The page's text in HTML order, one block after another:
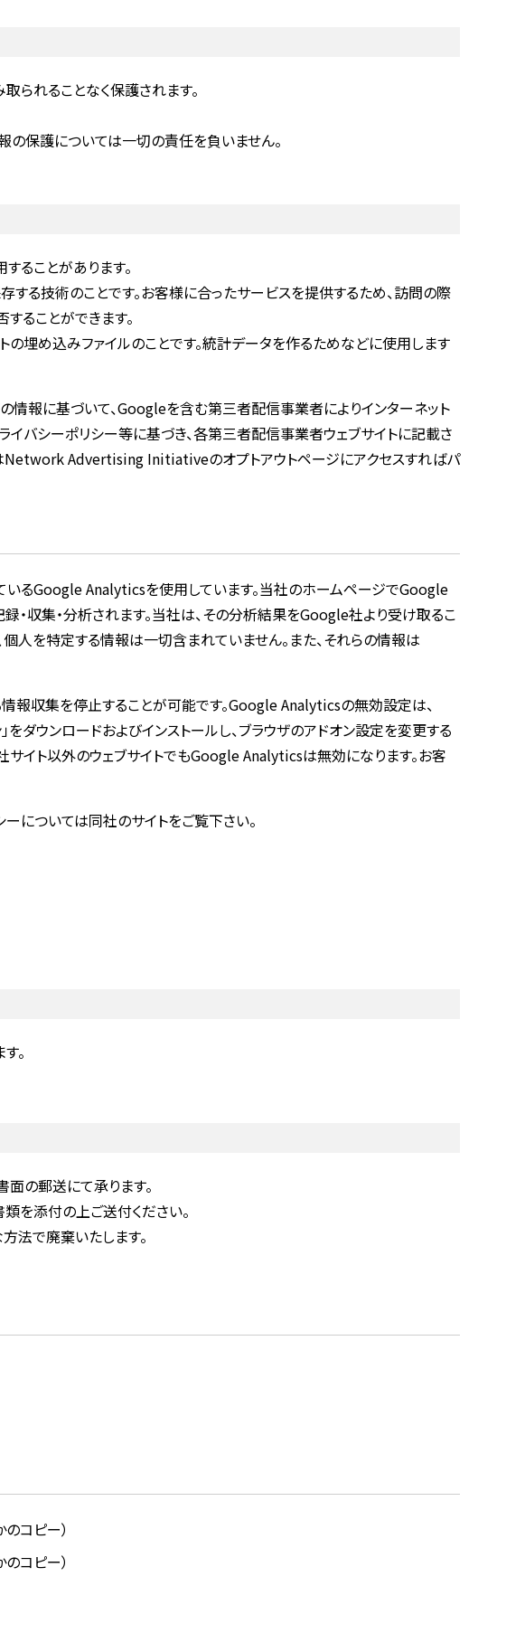
られることなく保護されます。
の保護については一切の責任を負いません。
ることがあります。
る技術のことです。お客様に合ったサービスを提供するため、訪問の際
ることができます。
埋め込みファイルのことです。統計データを作るためなどに使用します
報に基づいて、Googleを含む第三者配信事業者によりインターネット
バシーポリシー等に基づき、各第三者配信事業者ウェブサイトに記載さ
Network Advertising Initiativeのオプトアウトページにアクセスすればパ
るGoogle Analyticsを使用しています。当社のホームページでGoogle
収集・分析されます。当社は、その分析結果をGoogle社より受け取るこ
人を特定する情報は一切含まれていません。また、それらの情報は
報収集を停止することが可能です。Google Analyticsの無効設定は、
ダウンロードおよびインストールし、ブラウザのアドオン設定を変更する
イト以外のウェブサイトでもGoogle Analyticsは無効になります。お客
ついては同社のサイトをご覧下さい。
。
の郵送にて承ります。
を添付の上ご送付ください。
法で廃棄いたします。
コピー）
コピー）